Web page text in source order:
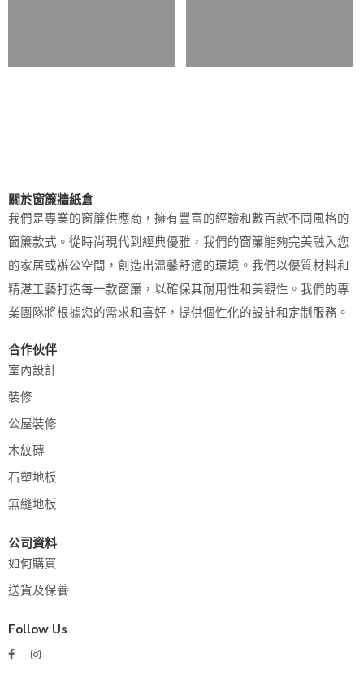
關於窗簾牆紙倉
我們是專業的窗簾供應商，擁有豐富的經驗和數百款不同風格的
窗簾款式。從時尚現代到經典優雅，我們的窗簾能夠完美融入您
的家居或辦公空間，創造出溫馨舒適的環境。我們以優質材料和
精湛工藝打造每一款窗簾，以確保其耐用性和美觀性。我們的專
業團隊將根據您的需求和喜好，提供個性化的設計和定制服務。
合作伙伴
室內設計
裝修
公屋裝修
木紋磚
石塑地板
無縫地板
公司資料
如何購買
送貨及保養
Follow Us